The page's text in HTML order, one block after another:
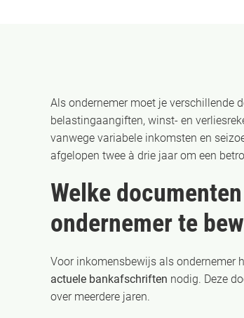
Als ondernemer moet je verschillende
belastingaangiften, winst- en
vanwege variabele inkomsten en
afgelopen twee à drie jaar om een
Welke
ondernemer te
Voor inkomensbewijs als ondernemer
actuele bankafschriften nodig. Deze
over meerdere jaren.